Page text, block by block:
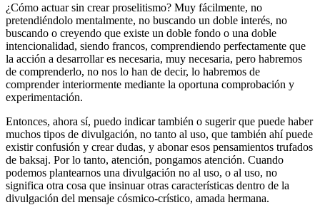
¿Cómo actuar sin crear proselitismo? Muy fácilmente, no
pretendiéndolo mentalmente, no buscando un doble interés, no
buscando o creyendo que existe un doble fondo o una doble
intencionalidad, siendo francos, comprendiendo perfectamente que
la acción a desarrollar es necesaria, muy necesaria, pero habremos
de comprenderlo, no nos lo han de decir, lo habremos de
comprender interiormente mediante la oportuna comprobación y
experimentación.
Entonces, ahora sí, puedo indicar también o sugerir que puede haber
muchos tipos de divulgación, no tanto al uso, que también ahí puede
existir confusión y crear dudas, y abonar esos pensamientos trufados
de baksaj. Por lo tanto, atención, pongamos atención. Cuando
podemos plantearnos una divulgación no al uso, o al uso, no
significa otra cosa que insinuar otras características dentro de la
divulgación del mensaje cósmico-crístico, amada hermana.